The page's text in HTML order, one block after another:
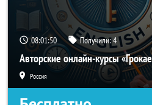
08:01:48 Получили:4
Авторские онлайн-курсы
Россия